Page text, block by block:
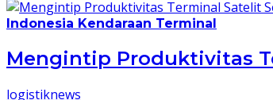
Indonesia Kendaraan Terminal
Mengintip Produktivitas
logistiknews